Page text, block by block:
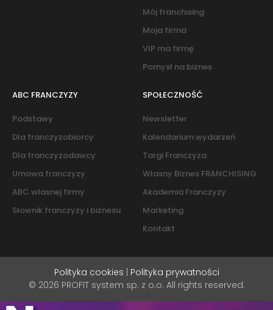
Mój franchising
Moja firma
VIP ma firmę
Pomysł na biznes
ABC FRANCZYZY
Podstawy
Dla franczyzobiorcy
Dla franczyzodawcy
Umowa franczyzy
ABC własnej firmy
Słownik franczyzy i biznesu
SPOŁECZNOŚĆ
Newsletter
Kalendarium wydarzeń
Targi Franczyza
Własny Biznes FRANCHISING
Akademia Franczyzy
Marketing
Kontakt
Polityka cookies | Polityka prywatności
© 2026 PROFIT system sp. z o.o. All rights reserved.